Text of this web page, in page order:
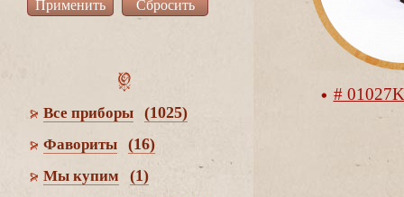
се приборы (1025)
Фавориты (16)
Мы купим (1)
#